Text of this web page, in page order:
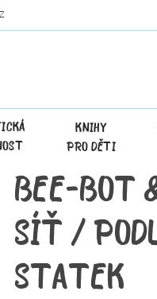
KNIHY
PRO DĚTI
BEE-BOT
SÍŤ /
STATEK